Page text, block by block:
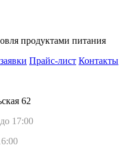
продуктами питания
Прайс-лист Контакты
62
17:00